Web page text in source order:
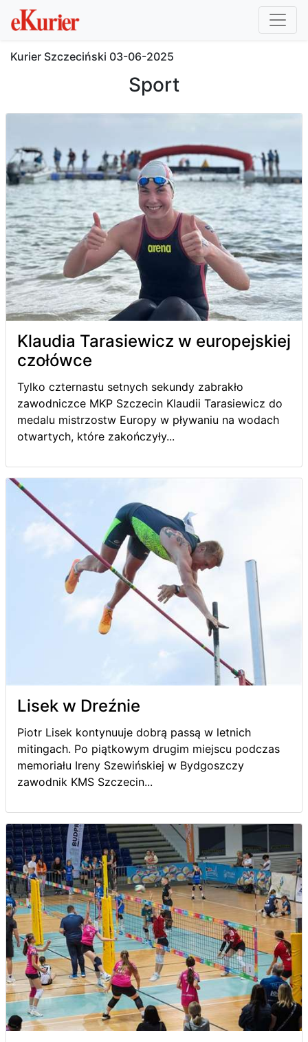
Kurier Szczeciński 03-06-2025
Sport
Klaudia Tarasiewicz w europejskiej
czołówce
Tylko czternastu setnych sekundy zabrakło
zawodniczce MKP Szczecin Klaudii Tarasiewicz do
medalu mistrzostw Europy w pływaniu na wodach
otwartych, które zakończyły...
Lisek w Dreźnie
Piotr Lisek kontynuuje dobrą passą w letnich
mitingach. Po piątkowym drugim miejscu podczas
memoriału Ireny Szewińskiej w Bydgoszczy
zawodnik KMS Szczecin...